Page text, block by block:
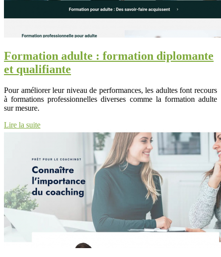
Formation adulte : formation diplomante
et qualifiante
Pour améliorer leur niveau de performances, les adultes font recours
à formations professionnelles diverses comme la formation adulte
sur mesure.
Lire la suite